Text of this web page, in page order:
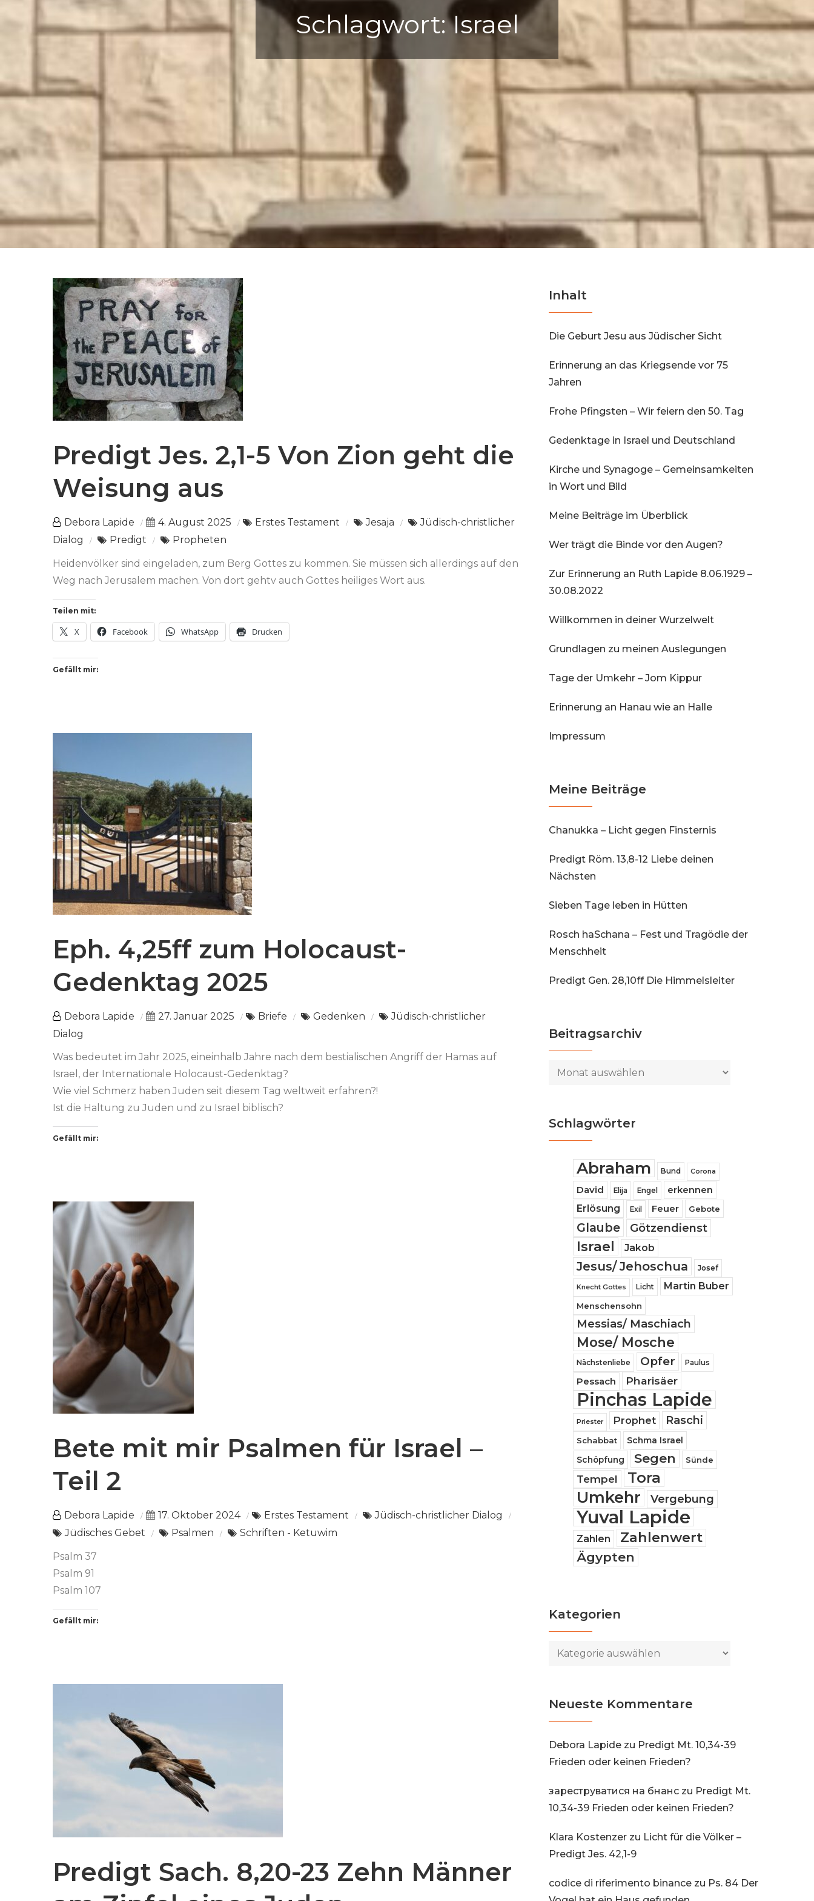
Schlagwort:Israel
Predigt Jes. 2,1-5 Von Zion geht die
Weisung aus
Debora Lapide 4. August 2025 Erstes Testament Jesaja
Jüdisch-christlicher
Dialog
Predigt Propheten
Heidenvölker sind eingeladen, zum Berg Gottes zu kommen. Sie müssen sich allerdings auf den
Weg nach Jerusalem machen. Von dort gehtv auch Gottes heiliges Wort aus.
Teilen mit:
X Facebook WhatsApp Drucken
Gefällt mir:
Eph. 4,25ff zum Holocaust-
Gedenktag 2025
Debora Lapide 27. Januar 2025 Briefe Gedenken
Jüdisch-christlicher
Dialog
Was bedeutet im Jahr 2025, eineinhalb Jahre nach dem bestialischen Angriff der Hamas auf
Israel, der Internationale Holocaust-Gedenktag?
Wie viel Schmerz haben Juden seit diesem Tag weltweit erfahren?!
Ist die Haltung zu Juden und zu Israel biblisch?
Gefällt mir:
Bete mit mir Psalmen für Israel –
Teil 2
Debora Lapide 17. Oktober 2024 Erstes Testament
Jüdisch-christlicher Dialog
Jüdisches Gebet
Psalmen Schriften - Ketuwim
Psalm 37
Psalm 91
Psalm 107
Gefällt mir:
Predigt Sach. 8,20-23 Zehn Männer
Inhalt
Die Geburt Jesu aus Jüdischer Sicht
Erinnerung an das Kriegsende vor 75
Jahren
Frohe Pfingsten – Wir feiern den 50. Tag
Gedenktage in Israel und Deutschland
Kirche und Synagoge – Gemeinsamkeiten
in Wort und Bild
Meine Beiträge im Überblick
Wer trägt die Binde vor den Augen?
Zur Erinnerung an Ruth Lapide 8.06.1929 –
30.08.2022
Willkommen in deiner Wurzelwelt
Grundlagen zu meinen Auslegungen
Tage der Umkehr – Jom Kippur
Erinnerung an Hanau wie an Halle
Impressum
Meine Beiträge
Chanukka – Licht gegen Finsternis
Predigt Röm. 13,8-12 Liebe deinen
Nächsten
Sieben Tage leben in Hütten
Rosch haSchana – Fest und Tragödie der
Menschheit
Predigt Gen. 28,10ff Die Himmelsleiter
Beitragsarchiv
Beitragsarchiv
Schlagwörter
Abraham Bund Corona
David Elija Engel erkennen
Erlösung Exil Feuer Gebote
Glaube Götzendienst
Israel Jakob
Jesus/ Jehoschua Josef
Knecht Gottes Licht Martin Buber
Menschensohn
Messias/ Maschiach
Mose/ Mosche
Nächstenliebe Opfer Paulus
Pessach Pharisäer
Pinchas Lapide
Priester Prophet Raschi
Schabbat
Schma Israel
Schöpfung
Segen Sünde
Tempel Tora
Umkehr Vergebung
Yuval Lapide
Zahlen Zahlenwert
Ägypten
Kategorien
Kategorien
Neueste Kommentare
Debora Lapide zu Predigt Mt. 10,34-39
Frieden oder keinen Frieden?
зареструватися на бнанс zu Predigt Mt.
10,34-39 Frieden oder keinen Frieden?
Klara Kostenzer zu Licht für die Völker –
Predigt Jes. 42,1-9
codice di riferimento binance zu Ps. 84 Der